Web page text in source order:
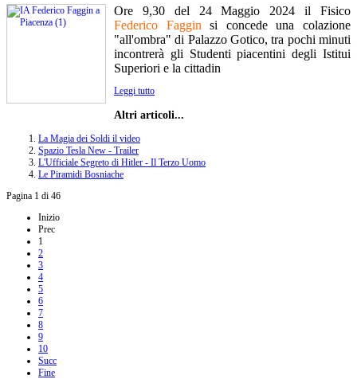
Ore 9,30 del 24 Maggio 2024 il Fisico
Federico Faggin si concede una colazione
"all'ombra" di Palazzo Gotico, tra pochi minuti
incontrerà gli Studenti piacentini degli Istitui
Superiori e la cittadin
Leggi tutto
Altri articoli...
La Magia dei Soldi il video
Spazio Tesla New - Trailer
L'Ufficiale Segreto di Hitler - Il Terzo Uomo
Le Piramidi Bosniache
Pagina 1 di 46
Inizio
Prec
1
2
3
4
5
6
7
8
9
10
Succ
Fine